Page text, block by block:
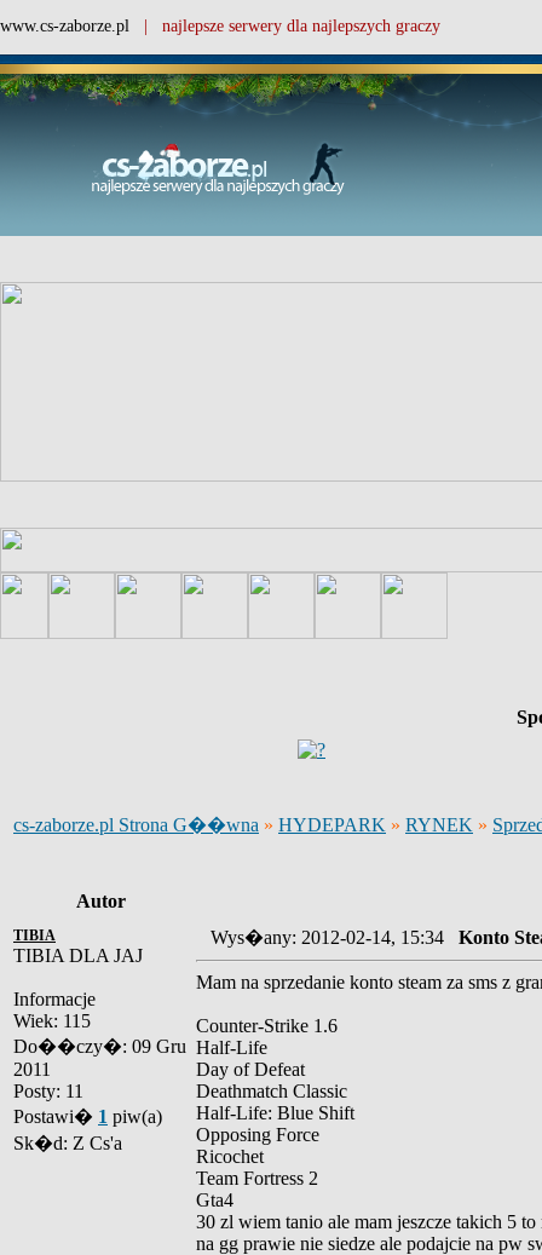
www.cs-zaborze.pl | najlepsze serwery dla najlepszych graczy
cs-zaborze.pl Strona G��wna » HYDEPARK » RYNEK »
Autor
TIBIA
TIBIA DLA JAJ
Informacje
Wiek: 115
Do��czy�: 09 Gru
2011
Posty: 11
Postawi� 1 piw(a)
Sk�d: Z Cs'a
Wys�any: 2012-02-14, 15:34 Konto
Mam na sprzedanie konto steam za sms z
Counter-Strike 1.6
Half-Life
Day of Defeat
Deathmatch Classic
Half-Life: Blue Shift
Opposing Force
Ricochet
Team Fortress 2
Gta4
30 zl wiem tanio ale mam jeszcze takich 5
na gg prawie nie siedze ale podajcie na pw